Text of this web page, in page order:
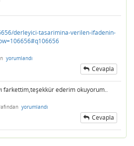
derleyici-tasarimina-verilen-ifadenin-
yorumlandı
Cevapla
farkettim,teşekkür ederim okuyorum..
yorumlandı
Cevapla